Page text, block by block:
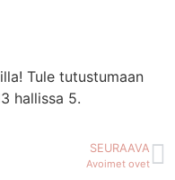
Tule tutustumaan
hallissa 5.
SEURAAVA
Avoimet ovet